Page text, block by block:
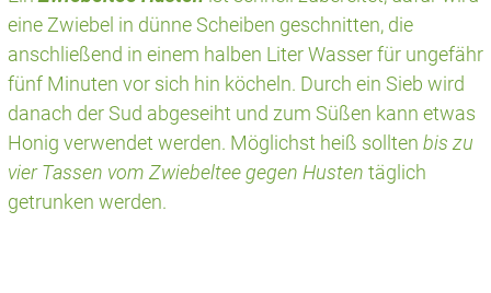
eine Zwiebel in dünne Scheiben geschnitten, die
anschließend in einem halben Liter Wasser für ungefähr
fünf Minuten vor sich hin köcheln. Durch ein Sieb wird
danach der Sud abgeseiht und zum Süßen kann etwas
Honig verwendet werden. Möglichst heiß sollten bis zu
vier Tassen vom Zwiebeltee gegen Husten täglich
getrunken werden.